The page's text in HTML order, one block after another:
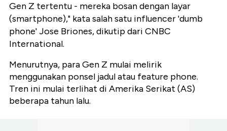
Gen Z tertentu - mereka bosan dengan layar
(smartphone)," kata salah satu influencer 'dumb
phone' Jose Briones, dikutip dari CNBC
International.
Menurutnya, para Gen Z mulai melirik
menggunakan ponsel jadul atau feature phone.
Tren ini mulai terlihat di Amerika Serikat (AS)
beberapa tahun lalu.